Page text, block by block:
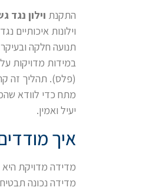
התקנת וילון נגד
וילונות איכותיים
תנועה חלקה
במידות מדויקות
(פלס). תהליך זה
מתח כדי לוודא
יעיל ואמין.
איך
מדידה מדויקת היא
מדידה נכונה